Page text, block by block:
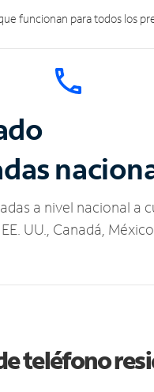
funcionan para todos los
a nivel nacional a
UU., Canadá,
teléfono